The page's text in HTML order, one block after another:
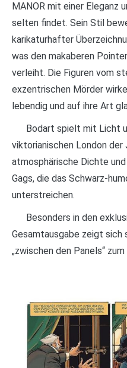
MANOR mit einer Eleganz
selten findet. Sein Stil
karikaturhafter
was den makaberen
verleiht. Die Figuren vom
exzentrischen Mörder
lebendig und auf ihre Art
Bodart spielt mit Licht
viktorianischen London der
atmosphärische Dichte
Gags, die das Schwarz-
unterstreichen.
Besonders in den
Gesamtausgabe zeigt sich
„zwischen den Panels“